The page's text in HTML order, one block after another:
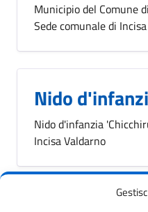
Municipio del Comune
Sede comunale di Incisa
Nido
Nido d'infanzia
Incisa Valdarno